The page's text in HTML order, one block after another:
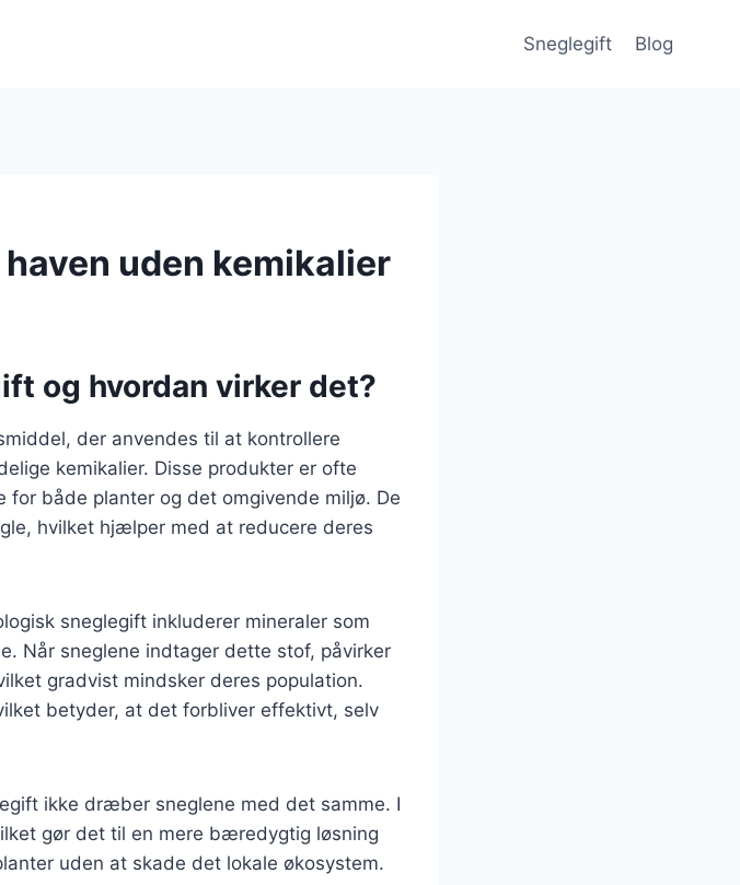
Sneglegift Blog
uden kemikalier
og hvordan virker det?
der anvendes til at kontrollere
kemikalier. Disse produkter er ofte
for både planter og det omgivende miljø. De
hvilket hjælper med at reducere deres
sneglegift inkluderer mineraler som
Når sneglene indtager dette stof, påvirker
gradvist mindsker deres population.
betyder, at det forbliver effektivt, selv
ikke dræber sneglene med det samme. I
gør det til en mere bæredygtig løsning
uden at skade det lokale økosystem.